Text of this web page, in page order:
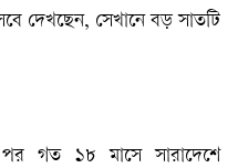
দেখছেন, সেখানে বড় সাতটি
গত ১৮ মাসে সারাদেশে